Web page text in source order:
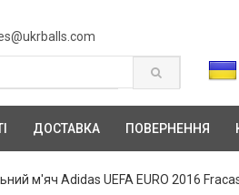
ДОСТАВКА ПОВЕРНЕННЯ
м'яч Adidas UEFA EURO 2016